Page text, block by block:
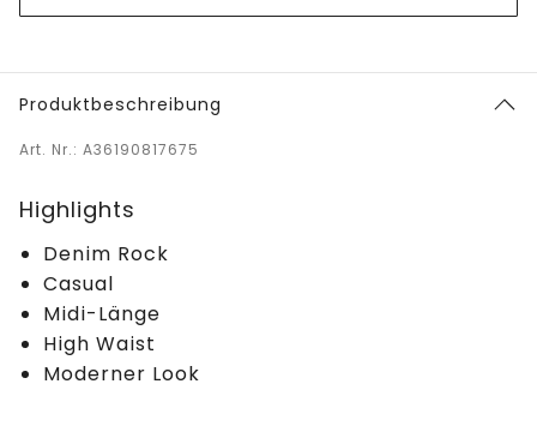
Produktbeschreibung
Art. Nr.: A36190817675
Highlights
Denim Rock
Casual
Midi-Länge
High Waist
Moderner Look